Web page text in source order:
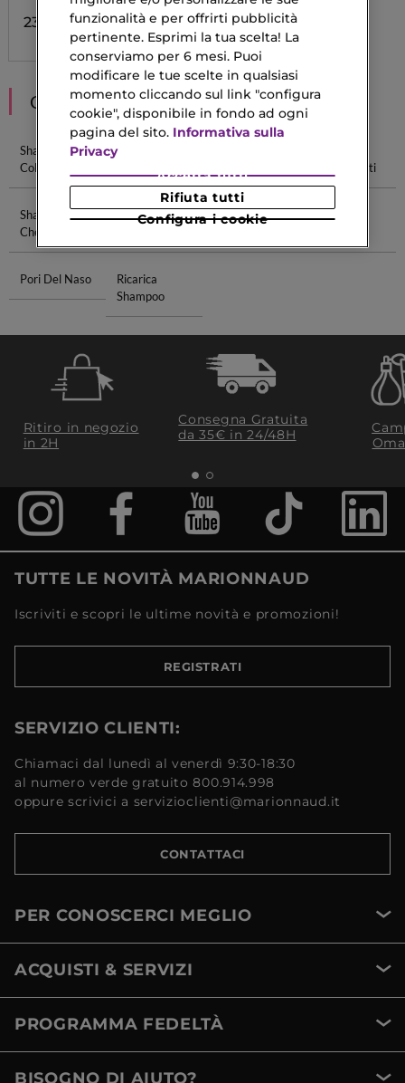
23,03 €
CONSIGLIATI PER TE
Shampoo
Colorante
Shampoo
Senza Solfati
Shampoo Alla
Cheratina
Cofanetti
Eau De
Pori Del Naso
Ricarica
Shampoo
Ritiro in negozio
in 2H
Consegna Gratuita
da 35€​ in 24/48H
TUTTE LE NOVITÀ MARIONNAUD
Iscriviti e scopri le ultime novità e promozioni!
REGISTRATI
SERVIZIO CLIENTI:
Chiamaci dal lunedì al venerdì 9:30-18:30
al numero verde gratuito 800.914.998
oppure scrivici a servizioclienti@marionnaud.it
CONTATTACI
PER CONOSCERCI MEGLIO
ACQUISTI & SERVIZI
PROGRAMMA FEDELTÀ
BISOGNO DI AIUTO?
funzionalità e per offrirti pubblicità
pertinente. Esprimi la tua scelta! La
conserviamo per 6 mesi. Puoi
modificare le tue scelte in qualsiasi
momento cliccando sul link "configura
cookie", disponibile in fondo ad ogni
pagina del sito. Informativa sulla
Privacy
Configura i cookie
Rifiuta tutti
Accetta tutti